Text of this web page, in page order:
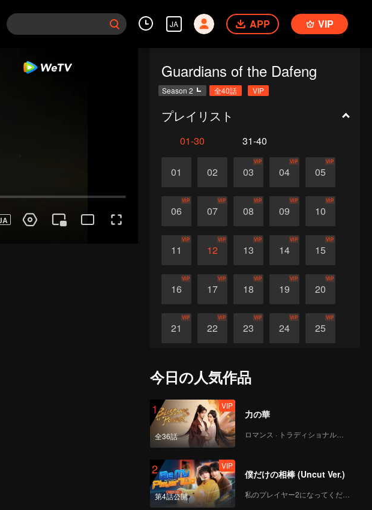
JA APP VIP
Guardians of the Dafeng
Season 2 全40話 VIP
プレイリスト
01-30 31-40
01 02 03
VIP
04
VIP
05
VIP
06
VIP
07
VIP
08
VIP
09
VIP
10
VIP
11
VIP
12
VIP
13
VIP
14
VIP
15
VIP
16
VIP
17
VIP
18
VIP
19
VIP
20
VIP
21
VIP
22
VIP
23
VIP
24
VIP
25
VIP
今日の人気作品
1
全36話
VIP
力の華
ロマンス · トラディショナル・コスチューム
2
第4話公開
VIP
僕だけの相棒 (Uncut Ver.)
私のプレイヤー2になってください